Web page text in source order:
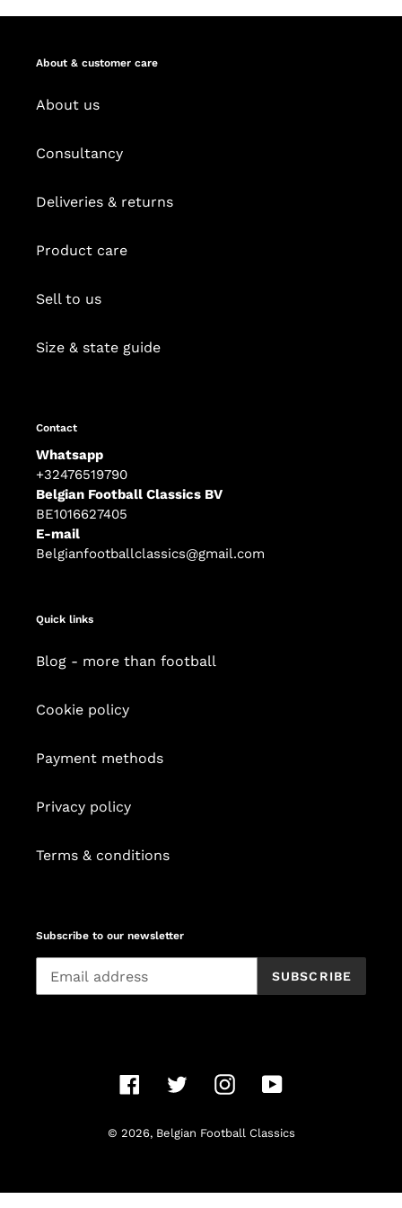
About & customer care
About us
Consultancy
Deliveries & returns
Product care
Sell to us
Size & state guide
Contact
Whatsapp
+32476519790
Belgian Football Classics BV
BE1016627405
E-mail
Belgianfootballclassics@gmail.com
Quick links
Blog - more than football
Cookie policy
Payment methods
Privacy policy
Terms & conditions
Subscribe to our newsletter
SUBSCRIBE
FacebookTwitterInstagramYouTube
© 2026, Belgian Football Classics